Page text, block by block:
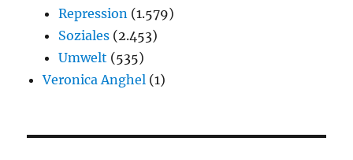
Repression (1.579)
Soziales (2.453)
Umwelt (535)
Veronica Anghel (1)